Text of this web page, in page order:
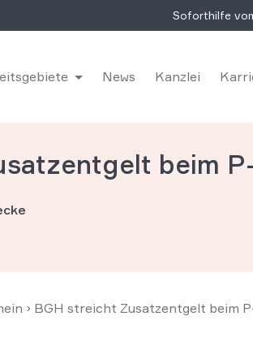
Soforthilfe
News Kanzlei
beim
› BGH streicht Zusatzentgelt beim